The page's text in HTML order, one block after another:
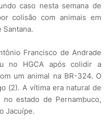
caso nesta semana de
colisão com animais em
Santana.
Francisco de Andrade
no HGCA após colidir a
um animal na BR-324. O
(2). A vítima era natural de
estado de Pernambuco,
Jacuípe.